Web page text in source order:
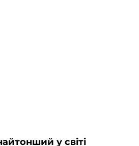
у світі